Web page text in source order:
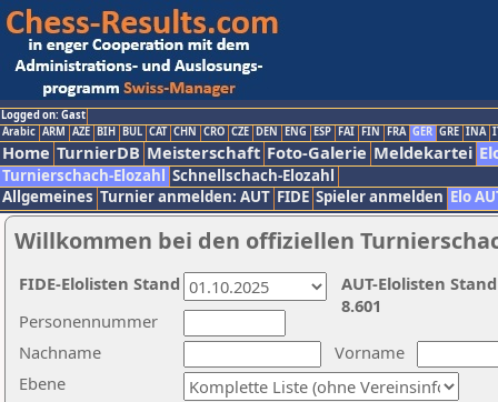
Logged on: Gast
Arabic ARM AZE BIH BUL CAT CHN CRO CZE DEN ENG ESP FAI FIN FRA GER GRE INA
Home TurnierDB Meisterschaft Foto-Galerie Meldekartei
Turnierschach-Elozahl Schnellschach-Elozahl
Allgemeines Turnier anmelden: AUT FIDE Spieler anmelden Elo
Willkommen bei den offiziellen
Nachname
Vorname
Ebene
Personennummer
AUT-Elolisten
8.601
FIDE-Elolisten Stand